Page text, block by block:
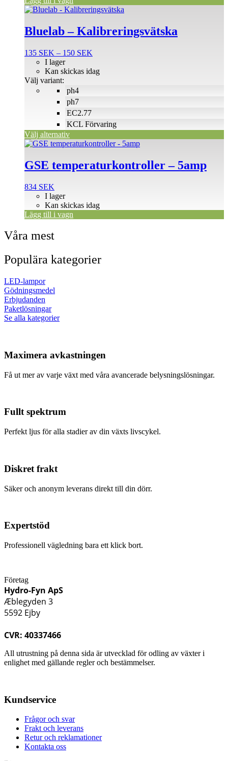
Bluelab – Kalibreringsvätska
135 SEK – 150 SEK
till
ph4
ph7
EC2.77
KCL Förvaring
I lager
Kan skickas idag
Välj variant:
Välj alternativ
Den
produkten
har
varianter.
olika
alternativen
GSE temperaturkontroller – 5amp
834 SEK
I lager
Kan skickas idag
Lägg till i vagn
Våra mest
Populära kategorier
LED-lampor
Gödningsmedel
Erbjudanden
Paketlösningar
Se alla kategorier
Maximera avkastningen
Få ut mer av varje växt med våra avancerade belysningslösningar.
Fullt spektrum
Perfekt ljus för alla stadier av din växts livscykel.
Diskret frakt
Säker och anonym leverans direkt till din dörr.
Expertstöd
Professionell vägledning bara ett klick bort.
Företag
Hydro-Fyn ApS
Æblegyden 3
5592 Ejby
CVR: 40337466
All utrustning på denna sida är utvecklad för odling av växter i
enlighet med gällande regler och bestämmelser.
Kundservice
Frågor och svar
Frakt och leverans
Retur och reklamationer
Kontakta oss